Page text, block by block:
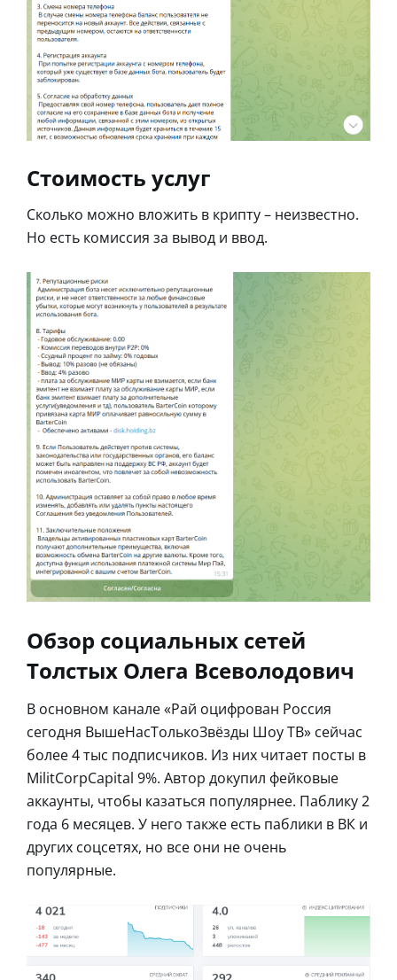
Стоимость услуг
Сколько можно вложить в крипту – неизвестно.
Но есть комиссия за вывод и ввод.
Обзор социальных сетей
Толстых Олега Всеволодович
В основном канале «Рай оцифрован Россия
сегодня ВышеНасТолькоЗвёзды Шоу ТВ️️» сейчас
более 4 тыс подписчиков. Из них читает посты в
MilitCorpCapital 9%. Автор докупил фейковые
аккаунты, чтобы казаться популярнее. Паблику 2
года 6 месяцев. У него также есть паблики в ВК и
других соцсетях, но все они не очень
популярные.